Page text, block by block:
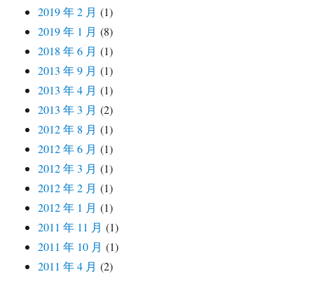
2019 年 2 月 (1)
2019 年 1 月 (8)
2018 年 6 月 (1)
2013 年 9 月 (1)
2013 年 4 月 (1)
2013 年 3 月 (2)
2012 年 8 月 (1)
2012 年 6 月 (1)
2012 年 3 月 (1)
2012 年 2 月 (1)
2012 年 1 月 (1)
2011 年 11 月 (1)
2011 年 10 月 (1)
2011 年 4 月 (2)